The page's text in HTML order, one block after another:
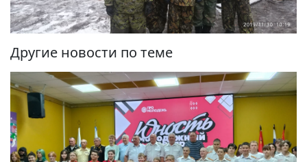
Другие новости по теме